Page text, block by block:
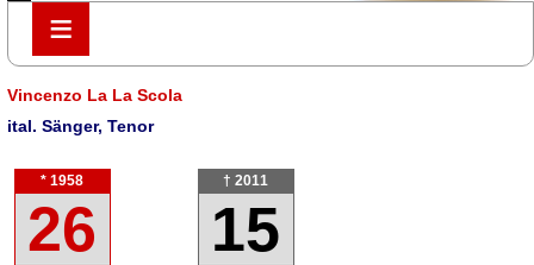
≡
≡
Vincenzo La La Scola
ital. Sänger, Tenor
* 1958
26
† 2011
15